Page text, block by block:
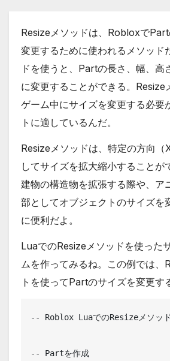
Resizeメソッドは、Robloxで
変更するために使われるメソッド
ドを使うと、Partの長さ、幅、高
に変更することができる。Resize
ゲーム中にサイズを変更する必要
トに適しているんだ。
Resizeメソッドは、特定の方向（
してサイズを拡大縮小することが
建物の構造物を拡張する際や、ア
部としてオブジェクトのサイズを
に便利だよ。
LuaでのResizeメソッドを使った
ムを作ってみるね。この例では
トを使ってPartのサイズを変更す
-- Roblox LuaでのResizeメソッ
-- Partを作成